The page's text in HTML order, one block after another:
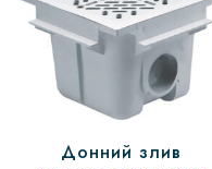
Донний злив